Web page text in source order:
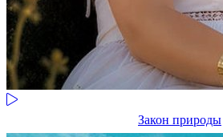
Закон природы